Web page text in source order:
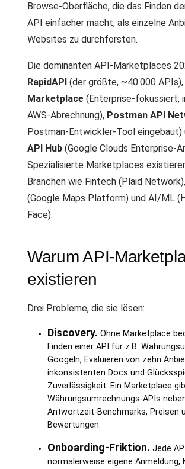
Browse-Oberfläche, die das Finden
API einfacher macht, als einzelne
Websites zu durchforsten.
Die dominanten API-Marketplaces
RapidAPI (der größte, ~40.000 APIs),
Marketplace (Enterprise-fokussiert,
AWS-Abrechnung), Postman API
Postman-Entwickler-Tool eingebaut)
API Hub (Google Clouds Enterprise-
Spezialisierte Marketplaces
Branchen wie Fintech (Plaid
(Google Maps Platform) und AI/ML
Face).
Warum API-
existieren
Drei Probleme, die sie lösen:
Discovery. Ohne Marketplace
Finden einer API für z.B.
Googeln, Evaluieren von zehn
inkonsistenten Docs und
Zuverlässigkeit. Ein Marketplace
Währungsumrechnungs-APIs
Antwortzeit-Benchmarks, Preisen
Bewertungen.
Onboarding-Friktion. Jede
normalerweise eigene Anmeldung,